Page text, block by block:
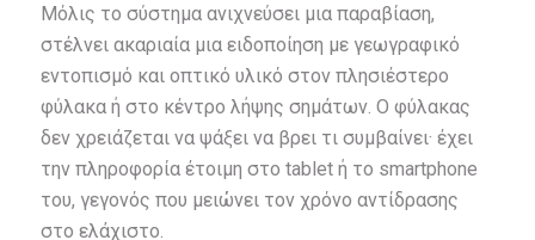
Μόλις το σύστημα ανιχνεύσει μια παραβίαση,
στέλνει ακαριαία μια ειδοποίηση με γεωγραφικό
εντοπισμό και οπτικό υλικό στον πλησιέστερο
φύλακα ή στο κέντρο λήψης σημάτων. Ο φύλακας
δεν χρειάζεται να ψάξει να βρει τι συμβαίνει· έχει
την πληροφορία έτοιμη στο tablet ή το smartphone
του, γεγονός που μειώνει τον χρόνο αντίδρασης
στο ελάχιστο.